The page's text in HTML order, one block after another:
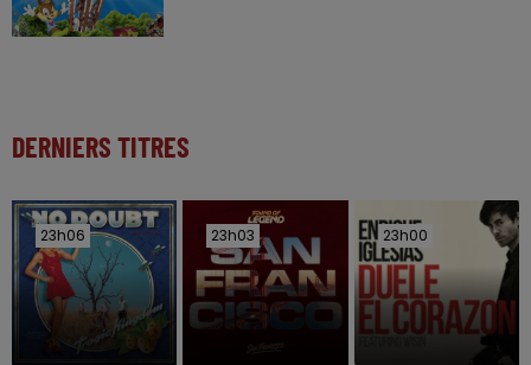
DERNIERS TITRES
23h06
23h06 23h03
23h03 23h00
23h00